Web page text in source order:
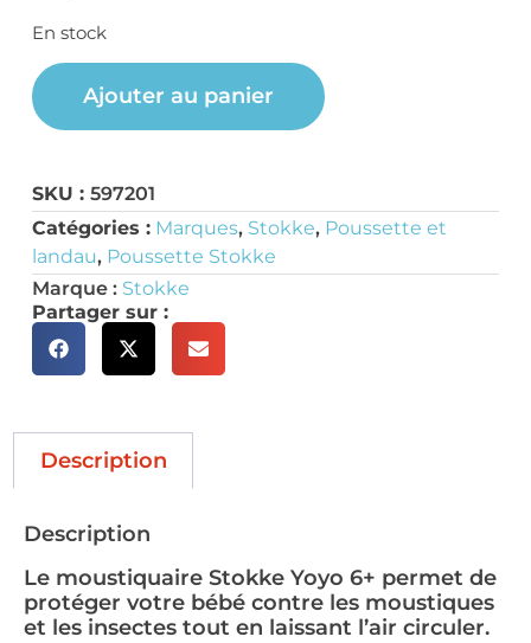
En stock
Ajouter au panier
SKU : 597201
Catégories : Marques, Stokke, Poussette et
landau, Poussette Stokke
Marque : Stokke
Partager sur :
Description
Description
Le moustiquaire Stokke Yoyo 6+ permet de
protéger votre bébé contre les moustiques
et les insectes tout en laissant l’air circuler.